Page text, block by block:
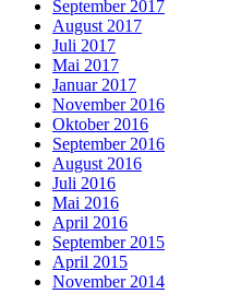
September 2017
August 2017
Juli 2017
Mai 2017
Januar 2017
November 2016
Oktober 2016
September 2016
August 2016
Juli 2016
Mai 2016
April 2016
September 2015
April 2015
November 2014